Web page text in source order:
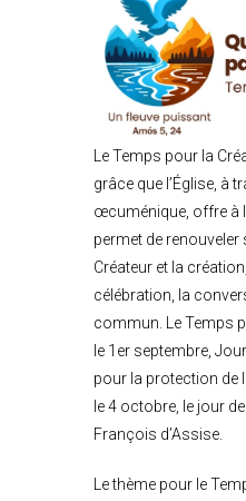
Le Temps pour la
grâce que l’Église, à
œcuménique, offre à
permet de renouveler
Créateur et la
célébration, la
commun. Le Temps
le 1er septembre,
pour la protection de
le 4 octobre, le jour
François d’Assise.
Le thème pour le